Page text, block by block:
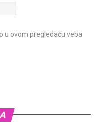
u ovom pregledaču veba